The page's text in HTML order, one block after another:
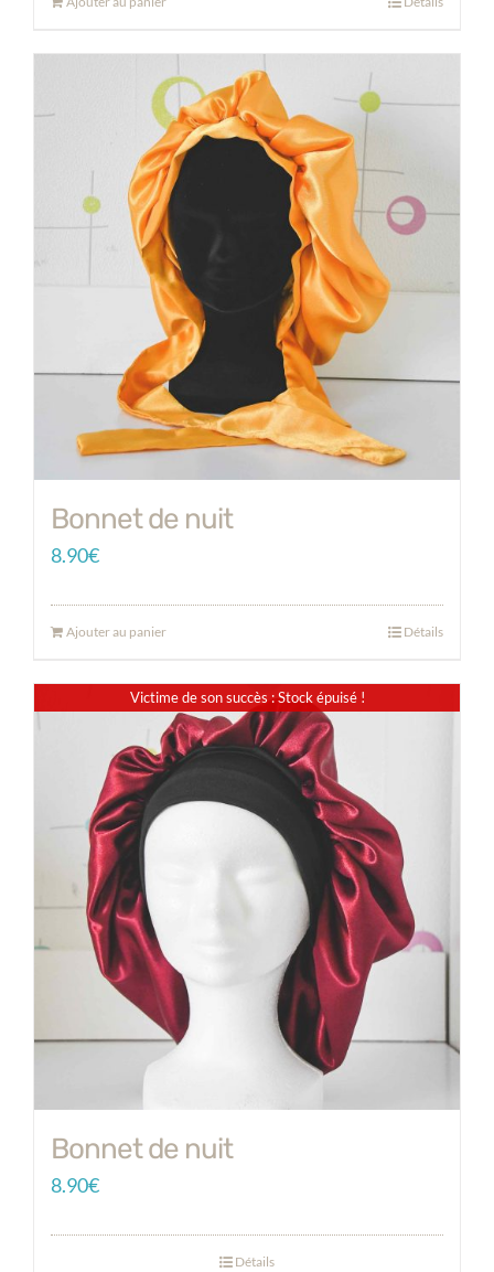
Bonnet de nuit
8.90€
Ajouter au panier Détails
Victime de son succès : Stock épuisé !
Bonnet de nuit
8.90€
Détails